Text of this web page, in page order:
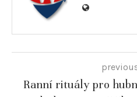
Ranní rituály pro